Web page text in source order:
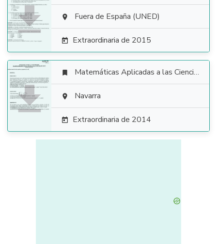
  Fuera de España (UNED)
 Extraordinaria de 2015

 Matemáticas Aplicadas a las Ciencias Sociales
 Navarra
 Extraordinaria de 2014